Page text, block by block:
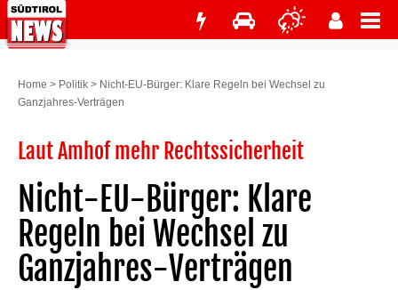
Home > Politik > Nicht-EU-Bürger: Klare Regeln bei Wechsel zu
Ganzjahres-Verträgen
Laut Amhof mehr Rechtssicherheit
Nicht-EU-Bürger: Klare
Regeln bei Wechsel zu
Ganzjahres-Verträgen